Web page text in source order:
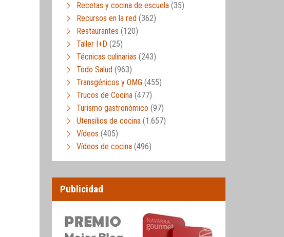
Recetas y cocina de escuela (35)
Recursos en la red (362)
Restaurantes (120)
Taller I+D (25)
Técnicas culinarias (243)
Todo Salud (963)
Transgénicos y OMG (455)
Trucos de Cocina (477)
Turismo gastronómico (97)
Utensilios de cocina (1.657)
Vídeos (405)
Vídeos de cocina (496)
Publicidad